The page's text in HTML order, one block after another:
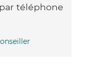
téléphone